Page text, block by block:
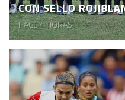
CON SELLO
HACE 4 HORAS